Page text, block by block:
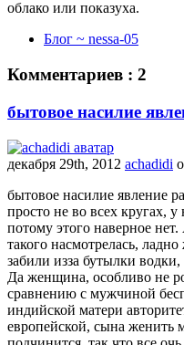
облако или показуха.
Блог ~ nessa-05
Комментариев : 2
бытовое насилие
декабря 29th, 2012 achadidi
бытовое насилие явление
просто не во всех кругах,
потому этого наверное нет.
такого насмотрелась,
забили изза бутылки
Да женщина, особливо не
сравнению с мужчиной
индийской матери
европейской, сына женить